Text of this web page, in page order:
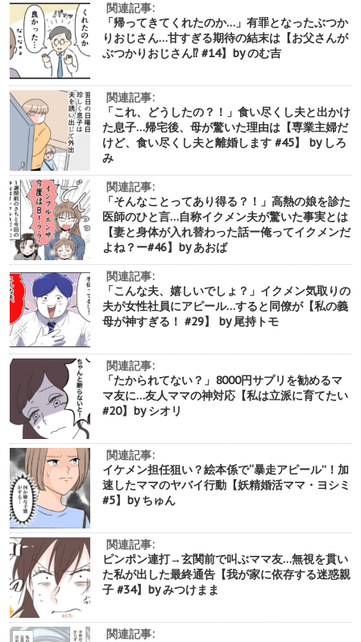
関連記事:
「帰ってきてくれたのか…」有罪となったぶつか
りおじさん…甘すぎる期待の結末は【お父さんが
ぶつかりおじさん⁉︎ #14】by のむ吉
関連記事:
「これ、どうしたの？！」食い尽くし夫と出かけ
た息子…帰宅後、母が驚いた理由は【専業主婦だ
けど、食い尽くし夫と離婚します #45】 by しろ
み
関連記事:
「そんなことってあり得る？！」高熱の娘を診た
医師のひと言…自称イクメン夫が驚いた事実とは
【妻と身体が入れ替わった話ー俺ってイクメンだ
よね？ー#46】by あおば
関連記事:
「こんな夫、嬉しいでしょ？」イクメン気取りの
夫が女性社員にアピール…すると同僚が【私の義
母が神すぎる！ #29】 by 尾持トモ
関連記事:
「たかられてない？」8000円サプリを勧めるマ
マ友に…友人ママの神対応【私は立派に育てたい
#20】by シオリ
関連記事:
イケメン担任狙い？絵本係で“暴走アピール”！加
速したママのヤバイ行動【妖精婚活ママ・ヨシミ
#5】by ちゅん
関連記事:
ピンポン連打→玄関前で叫ぶママ友…無視を貫い
た私が出した最終通告【我が家に依存する迷惑親
子 #34】by みつけまま
関連記事: